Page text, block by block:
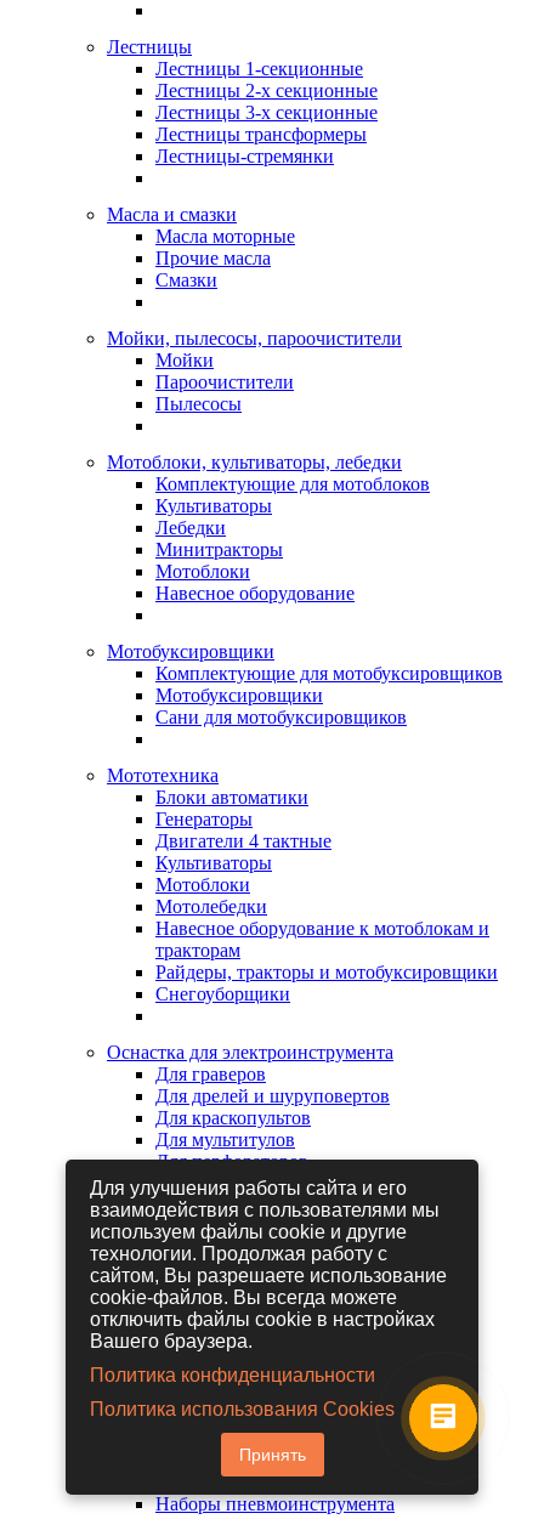
Лестницы
Лестницы 1-секционные
Лестницы 2-х секционные
Лестницы 3-х секционные
Лестницы трансформеры
Лестницы-стремянки
Масла и смазки
Масла моторные
Прочие масла
Смазки
Мойки, пылесосы, пароочистители
Мойки
Пароочистители
Пылесосы
Мотоблоки, культиваторы, лебедки
Комплектующие для мотоблоков
Культиваторы
Лебедки
Минитракторы
Мотоблоки
Навесное оборудование
Мотобуксировщики
Комплектующие для мотобуксировщиков
Мотобуксировщики
Сани для мотобуксировщиков
Мототехника
Блоки автоматики
Генераторы
Двигатели 4 тактные
Культиваторы
Мотоблоки
Мотолебедки
Навесное оборудование к мотоблокам и
тракторам
Райдеры, тракторы и мотобуксировщики
Снегоуборщики
Оснастка для электроинструмента
Для граверов
Для дрелей и шуруповертов
Для краскопультов
Для мультитулов
Для перфораторов
Для сабельных пил
Для строительных фенов
Для фрезеров
Для шлифовальных машин
Для электрических лобзиков
Для электрических ножниц
Для электрических пил
Для электрических рубанков
Гайковерты пневматические
Дрели пневматические
Другие пневмоинструменты
Заклепочники пневматические
Наборы пневмоинструмента
Для улучшения работы сайта и его
взаимодействия с пользователями мы
используем файлы cookie и другие
технологии. Продолжая работу с
сайтом, Вы разрешаете использование
cookie-файлов. Вы всегда можете
отключить файлы cookie в настройках
Вашего браузера.
Политика конфиденциальности
Политика использования Cookies
Принять